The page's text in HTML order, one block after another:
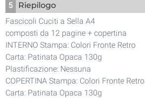
5
Riepilogo
Fascicoli Cuciti a Sella A4
composti da 12 pagine + copertina
INTERNO Stampa: Colori Fronte Retro
Carta: Patinata Opaca 130g
Plastificazione: Nessuna
COPERTINA Stampa: Colori Fronte Retro
Carta: Patinata Opaca 130g